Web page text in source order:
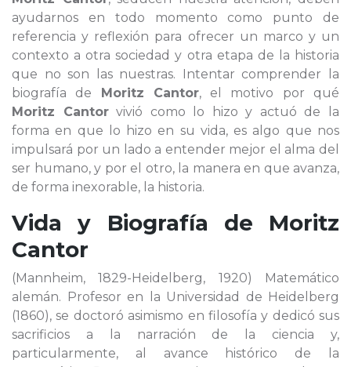
ayudarnos en todo momento como punto de
referencia y reflexión para ofrecer un marco y un
contexto a otra sociedad y otra etapa de la historia
que no son las nuestras. Intentar comprender la
biografía de Moritz Cantor, el motivo por qué
Moritz Cantorvivió como lo hizo y actuó de la
forma en que lo hizo en su vida, es algo que nos
impulsará por un lado a entender mejor el alma del
ser humano, y por el otro, la manera en que avanza,
de forma inexorable, la historia.
Vida y Biografía de Moritz
Cantor
(Mannheim, 1829-Heidelberg, 1920) Matemático
alemán. Profesor en la Universidad de Heidelberg
(1860), se doctoró asimismo en filosofía y dedicó sus
sacrificios a la narración de la ciencia y,
particularmente, al avance histórico de la